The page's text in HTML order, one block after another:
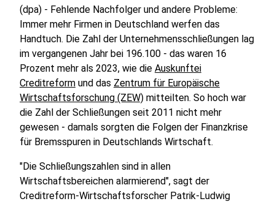
(dpa) - Fehlende Nachfolger und andere Probleme:
Immer mehr Firmen in Deutschland werfen das
Handtuch. Die Zahl der Unternehmensschließungen lag
im vergangenen Jahr bei 196.100 - das waren 16
Prozent mehr als 2023, wie die Auskunftei
Creditreform und das Zentrum für Europäische
Wirtschaftsforschung (ZEW) mitteilten. So hoch war
die Zahl der Schließungen seit 2011 nicht mehr
gewesen - damals sorgten die Folgen der Finanzkrise
für Bremsspuren in Deutschlands Wirtschaft.
"Die Schließungszahlen sind in allen
Wirtschaftsbereichen alarmierend", sagt der
Creditreform-Wirtschaftsforscher Patrik-Ludwig